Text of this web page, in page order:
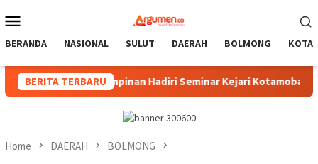
to
Menu
BERANDA NASIONAL SULUT DAERAH BOLMONG
BERITA TERBARU
Pimpinan Hadiri Seminar Kejari Kotamobagu Wali
Home DAERAH BOLMONG